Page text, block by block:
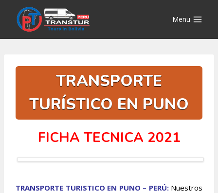
contenido
Menu
TRANSPORTE
TURÍSTICO EN PUNO
FICHA TECNICA 2021
TRANSPORTE TURISTICO EN PUNO – PERÚ:Nuestros